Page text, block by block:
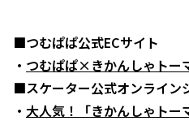
■つむぱぱ公式ECサイト
・ つむぱぱ×きかんしゃトー
■スケーター公式オンライン
・ 大人気！「きかんしゃト